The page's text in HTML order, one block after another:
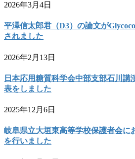
2026年3月4日
平澤信太郎君（D3）の論文が
されました
2026年2月13日
日本応用糖質科学会中部支部石川講
表をしました
2025年12月6日
岐阜県立大垣東高等学校保護者会に
を行いました